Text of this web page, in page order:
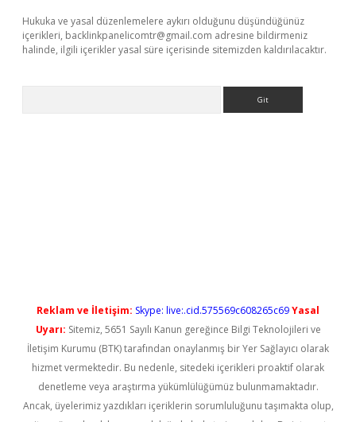
Hukuka ve yasal düzenlemelere aykırı olduğunu düşündüğünüz
içerikleri, backlinkpanelicomtr@gmail.com adresine bildirmeniz
halinde, ilgili içerikler yasal süre içerisinde sitemizden kaldırılacaktır.
Reklam ve İletişim: Skype: live:.cid.575569c608265c69Yasal
Uyarı: Sitemiz, 5651 Sayılı Kanun gereğince Bilgi Teknolojileri ve
İletişim Kurumu (BTK) tarafından onaylanmış bir Yer Sağlayıcı olarak
hizmet vermektedir. Bu nedenle, sitedeki içerikleri proaktif olarak
denetleme veya araştırma yükümlülüğümüz bulunmamaktadır.
Ancak, üyelerimiz yazdıkları içeriklerin sorumluluğunu taşımakta olup,